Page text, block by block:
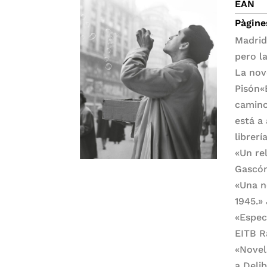
EAN
pero
La
está a
«Un
«Una
EITB